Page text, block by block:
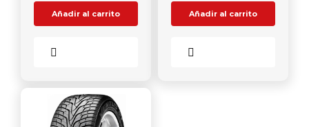
Añadir al carrito Añadir al carrito